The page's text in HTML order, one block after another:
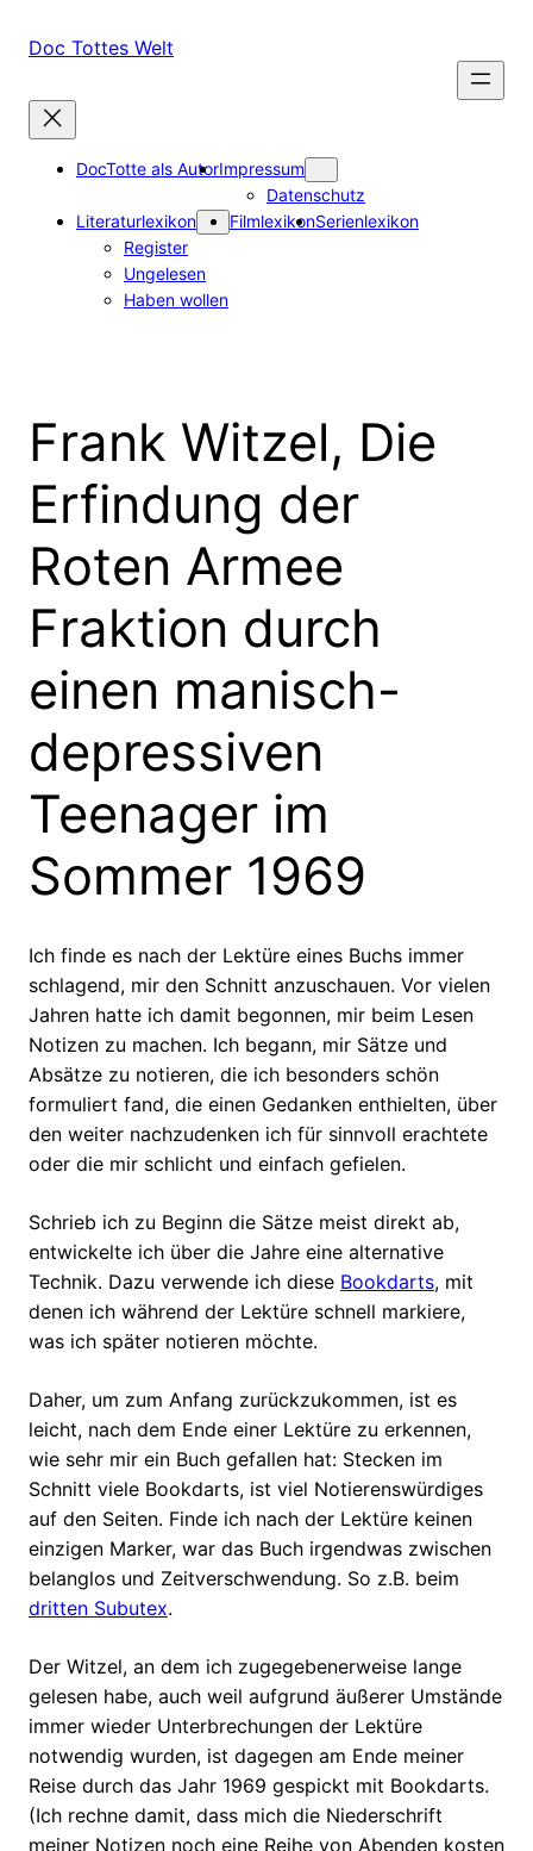
InhaltDoc Tottes Welt
DocTotte als AutorImpressum
Datenschutz
Literaturlexikon
Register
Ungelesen
Haben wollen
FilmlexikonSerienlexikon
Frank Witzel, Die
Erfindung der
Roten Armee
Fraktion durch
einen manisch-
depressiven
Teenager im
Sommer 1969
Ich finde es nach der Lektüre eines Buchs immer
schlagend, mir den Schnitt anzuschauen. Vor vielen
Jahren hatte ich damit begonnen, mir beim Lesen
Notizen zu machen. Ich begann, mir Sätze und
Absätze zu notieren, die ich besonders schön
formuliert fand, die einen Gedanken enthielten, über
den weiter nachzudenken ich für sinnvoll erachtete
oder die mir schlicht und einfach gefielen.
Schrieb ich zu Beginn die Sätze meist direkt ab,
entwickelte ich über die Jahre eine alternative
Technik. Dazu verwende ich diese Bookdarts, mit
denen ich während der Lektüre schnell markiere,
was ich später notieren möchte.
Daher, um zum Anfang zurückzukommen, ist es
leicht, nach dem Ende einer Lektüre zu erkennen,
wie sehr mir ein Buch gefallen hat: Stecken im
Schnitt viele Bookdarts, ist viel Notierenswürdiges
auf den Seiten. Finde ich nach der Lektüre keinen
einzigen Marker, war das Buch irgendwas zwischen
belanglos und Zeitverschwendung. So z.B. beim
dritten Subutex.
Der Witzel, an dem ich zugegebenerweise lange
gelesen habe, auch weil aufgrund äußerer Umstände
immer wieder Unterbrechungen der Lektüre
notwendig wurden, ist dagegen am Ende meiner
Reise durch das Jahr 1969 gespickt mit Bookdarts.
(Ich rechne damit, dass mich die Niederschrift
meiner Notizen noch eine Reihe von Abenden kosten